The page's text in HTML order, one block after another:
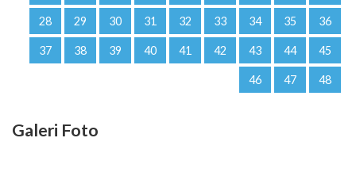
28 29 30 31 32 33 34 35 36
37 38 39 40 41 42 43 44 45
46 47 48
Galeri Foto